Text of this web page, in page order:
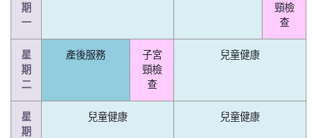
期
一
頸檢
查
星
期
二
產後服務
子宮
頸檢
查
兒童健康
星
期
兒童健康 兒童健康